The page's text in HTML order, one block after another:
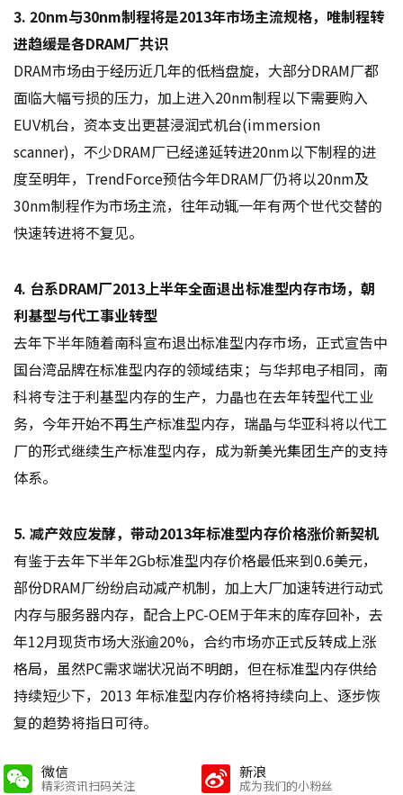
3. 20nm与30nm制程将是2013年市场主流规格，唯制程转
进趋缓是各DRAM厂共识
DRAM市场由于经历近几年的低档盘旋，大部分DRAM厂都
面临大幅亏损的压力，加上进入20nm制程以下需要购入
EUV机台，资本支出更甚浸润式机台(immersion
scanner)，不少DRAM厂已经递延转进20nm以下制程的进
度至明年，TrendForce预估今年DRAM厂仍将以20nm及
30nm制程作为市场主流，往年动辄一年有两个世代交替的
快速转进将不复见。
4. 台系DRAM厂2013上半年全面退出标准型内存市场，朝
利基型与代工事业转型
去年下半年随着南科宣布退出标准型内存市场，正式宣告中
国台湾品牌在标准型内存的领域结束；与华邦电子相同，南
科将专注于利基型内存的生产，力晶也在去年转型代工业
务，今年开始不再生产标准型内存，瑞晶与华亚科将以代工
厂的形式继续生产标准型内存，成为新美光集团生产的支持
体系。
5. 减产效应发酵，带动2013年标准型内存价格涨价新契机
有鉴于去年下半年2Gb标准型内存价格最低来到0.6美元，
部份DRAM厂纷纷启动减产机制，加上大厂加速转进行动式
内存与服务器内存，配合上PC-OEM于年末的库存回补，去
年12月现货市场大涨逾20%，合约市场亦正式反转成上涨
格局，虽然PC需求端状况尚不明朗，但在标准型内存供给
持续短少下，2013 年标准型内存价格将持续向上、逐步恢
复的趋势将指日可待。
微信
精彩资讯扫码关注
新浪
成为我们的小粉丝